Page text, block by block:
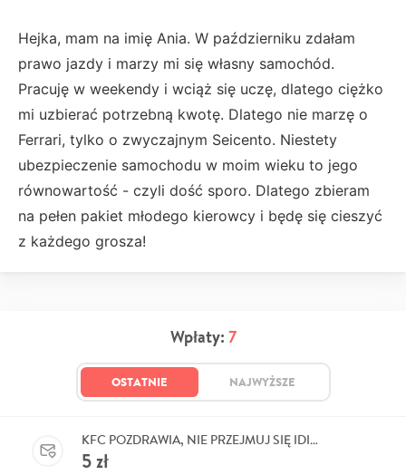
Hejka, mam na imię Ania. W październiku zdałam
prawo jazdy i marzy mi się własny samochód.
Pracuję w weekendy i wciąż się uczę, dlatego ciężko
mi uzbierać potrzebną kwotę. Dlatego nie marzę o
Ferrari, tylko o zwyczajnym Seicento. Niestety
ubezpieczenie samochodu w moim wieku to jego
równowartość - czyli dość sporo. Dlatego zbieram
na pełen pakiet młodego kierowcy i będę się cieszyć
z każdego grosza!
Wpłaty: 7
OSTATNIE NAJWYŻSZE
KFC POZDRAWIA, NIE PRZEJMUJ SIĘ IDIOTAMI <3
5zł